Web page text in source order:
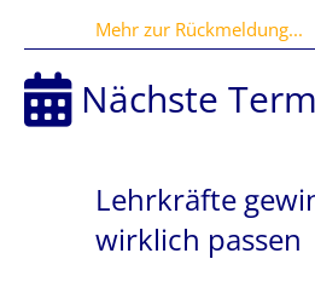
Mehr zur Rückmeldung...
Nächste
Lehrkräfte
wirklich passen